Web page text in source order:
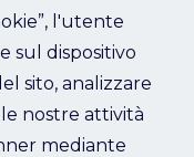
l'utente
sul dispositivo
sito, analizzare
nostre attività
mediante